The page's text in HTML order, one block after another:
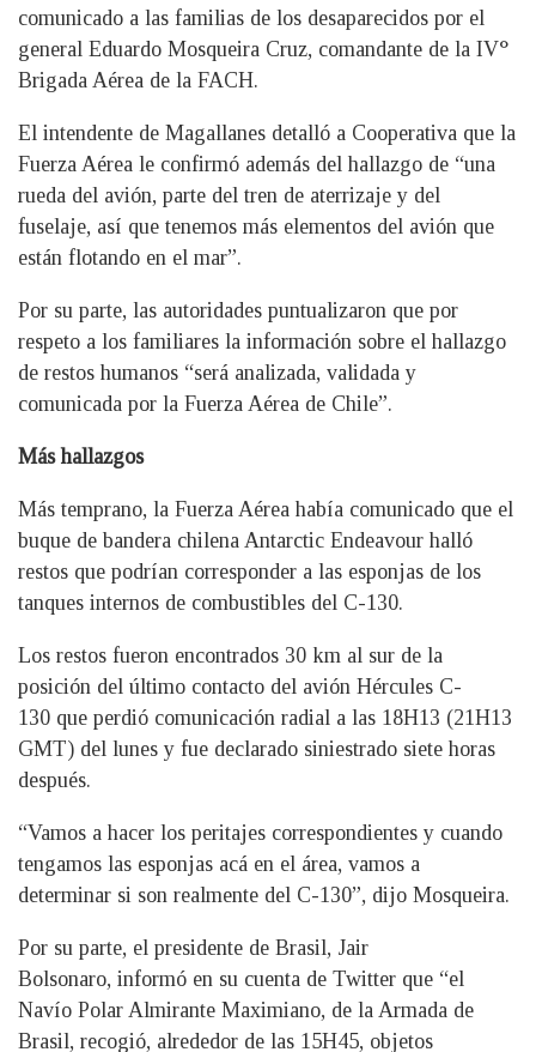
comunicado a las familias de los desaparecidos por el
general Eduardo Mosqueira Cruz, comandante de la IV°
Brigada Aérea de la FACH.
El intendente de Magallanes detalló a Cooperativa que la
Fuerza Aérea le confirmó además del hallazgo de “una
rueda del avión, parte del tren de aterrizaje y del
fuselaje, así que tenemos más elementos del avión que
están flotando en el mar”.
Por su parte, las autoridades puntualizaron que por
respeto a los familiares la información sobre el hallazgo
de restos humanos “será analizada, validada y
comunicada por la Fuerza Aérea de Chile”.
Más hallazgos
Más temprano, la Fuerza Aérea había comunicado que el
buque de bandera chilena Antarctic Endeavour halló
restos que podrían corresponder a las esponjas de los
tanques internos de combustibles del C-130.
Los restos fueron encontrados 30 km al sur de la
posición del último contacto del avión Hércules C-
130 que perdió comunicación radial a las 18H13 (21H13
GMT) del lunes y fue declarado siniestrado siete horas
después.
“Vamos a hacer los peritajes correspondientes y cuando
tengamos las esponjas acá en el área, vamos a
determinar si son realmente del C-130”, dijo Mosqueira.
Por su parte, el presidente de Brasil, Jair
Bolsonaro, informó en su cuenta de Twitter que “el
Navío Polar Almirante Maximiano, de la Armada de
Brasil, recogió, alrededor de las 15H45, objetos